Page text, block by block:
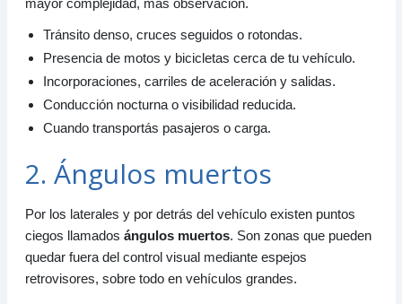
mayor complejidad, más observación.
Tránsito denso, cruces seguidos o rotondas.
Presencia de motos y bicicletas cerca de tu vehículo.
Incorporaciones, carriles de aceleración y salidas.
Conducción nocturna o visibilidad reducida.
Cuando transportás pasajeros o carga.
2. Ángulos muertos
Por los laterales y por detrás del vehículo existen puntos
ciegos llamados ángulos muertos. Son zonas que pueden
quedar fuera del control visual mediante espejos
retrovisores, sobre todo en vehículos grandes.